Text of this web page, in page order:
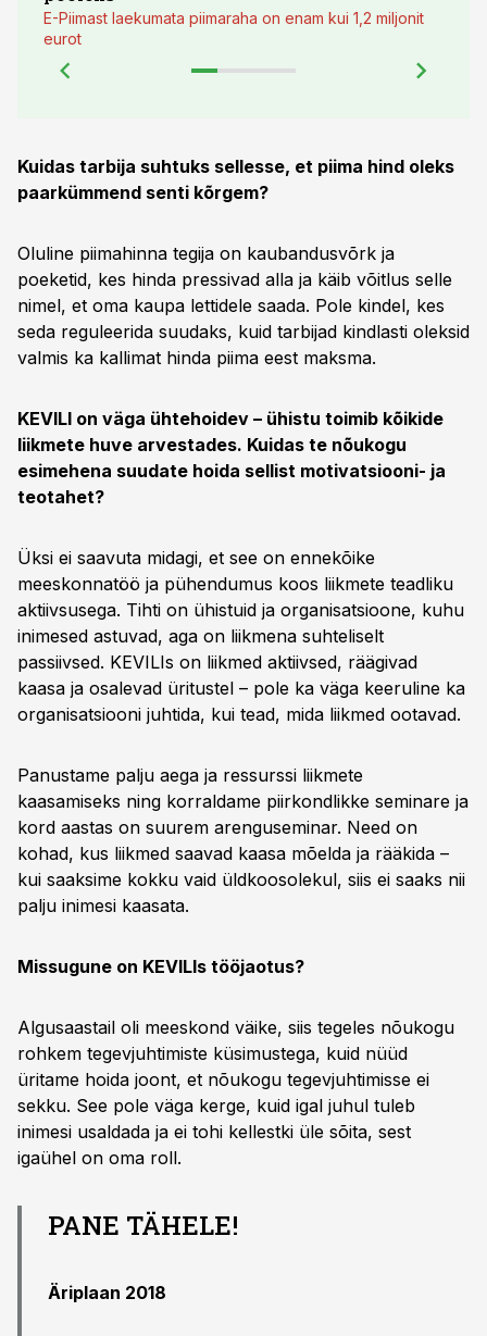
E-Piimast laekumata piimaraha on enam kui 1,2 miljonit
eurot
Kuidas tarbija suhtuks sellesse, et piima hind oleks
paarkümmend senti kõrgem?
Oluline piimahinna tegija on kaubandusvõrk ja
poeketid, kes hinda pressivad alla ja käib võitlus selle
nimel, et oma kaupa lettidele saada. Pole kindel, kes
seda reguleerida suudaks, kuid tarbijad kindlasti oleksid
valmis ka kallimat hinda piima eest maksma.
KEVILI on väga ühtehoidev – ühistu toimib kõikide
liikmete huve arvestades. Kuidas te nõukogu
esimehena suudate hoida sellist motivatsiooni- ja
teotahet?
Üksi ei saavuta midagi, et see on ennekõike
meeskonnatöö ja pühendumus koos liikmete teadliku
aktiivsusega. Tihti on ühistuid ja organisatsioone, kuhu
inimesed astuvad, aga on liikmena suhteliselt
passiivsed. KEVILIs on liikmed aktiivsed, räägivad
kaasa ja osalevad üritustel – pole ka väga keeruline ka
organisatsiooni juhtida, kui tead, mida liikmed ootavad.
Panustame palju aega ja ressurssi liikmete
kaasamiseks ning korraldame piirkondlikke seminare ja
kord aastas on suurem arenguseminar. Need on
kohad, kus liikmed saavad kaasa mõelda ja rääkida –
kui saaksime kokku vaid üldkoosolekul, siis ei saaks nii
palju inimesi kaasata.
Missugune on KEVILIs tööjaotus?
Algusaastail oli meeskond väike, siis tegeles nõukogu
rohkem tegevjuhtimiste küsimustega, kuid nüüd
üritame hoida joont, et nõukogu tegevjuhtimisse ei
sekku. See pole väga kerge, kuid igal juhul tuleb
inimesi usaldada ja ei tohi kellestki üle sõita, sest
igaühel on oma roll.
PANE TÄHELE!
Äriplaan 2018